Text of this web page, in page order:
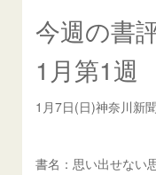
今週の書
1月第1週
1月7日(日)神奈川新
書名：思い出せない